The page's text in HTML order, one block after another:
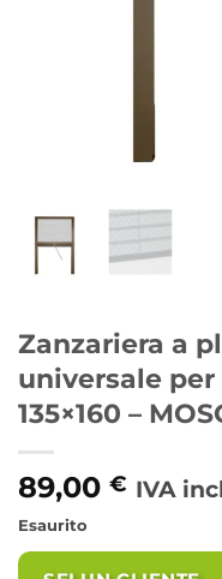
Zanzariera a
universale
135×160 –
89,00 € IVA
Esaurito